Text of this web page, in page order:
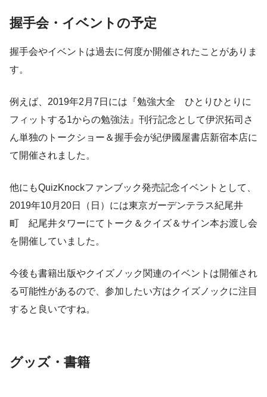
握手会・イベントの予定
握手会やイベントは過去に何度か開催されたことがありま
す。
例えば、2019年2月7日には『勉強大全 ひとりひとりに
フィットする1からの勉強法』刊行記念として伊沢拓司さ
ん単独のトークショー＆握手会が紀伊國屋書店新宿本店に
て開催されました。
他にもQuizKnockファンブック発売記念イベントとして、
2019年10月20日（日）には東京ガーデンテラス紀尾井
町 紀尾井タワーにてトーク＆クイズ＆サイン本お渡し会
を開催していました。
今後も書籍出版やクイズノック関連のイベントは開催され
る可能性があるので、参加したい方はクイズノックに注目
すると良いですね。
グッズ・書籍